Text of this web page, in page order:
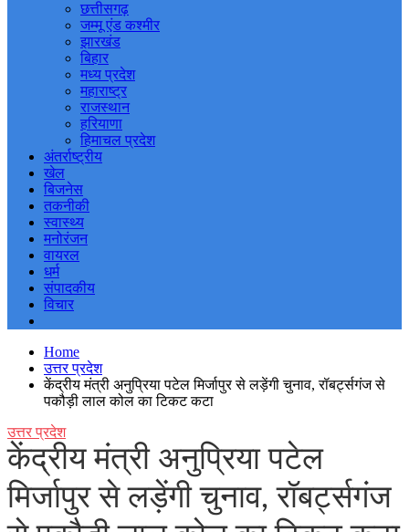
छत्तीसगढ़
जम्मू एंड कश्मीर
झारखंड
बिहार
मध्य प्रदेश
महाराष्ट्र
राजस्थान
हरियाणा
हिमाचल प्रदेश
अंतर्राष्ट्रीय
खेल
बिजनेस
तकनीकी
स्वास्थ्य
मनोरंजन
वायरल
धर्म
संपादकीय
विचार
Home
उत्तर प्रदेश
केंद्रीय मंत्री अनुप्रिया पटेल मिर्जापुर से लड़ेंगी चुनाव, रॉबर्ट्सगंज से
पकौड़ी लाल कोल का टिकट कटा
उत्तर प्रदेश
केंद्रीय मंत्री अनुप्रिया पटेल
मिर्जापुर से लड़ेंगी चुनाव, रॉबर्ट्सगंज